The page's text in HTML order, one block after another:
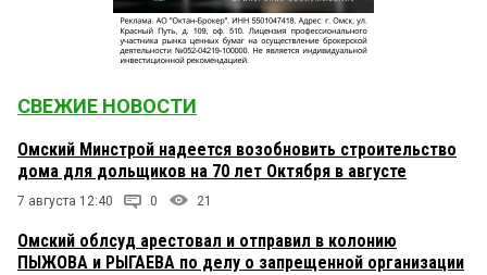
СВЕЖИЕ НОВОСТИ
Омский Минстрой надеется возобновить строительство
дома для дольщиков на 70 лет Октября в августе
7 августа 12:40 0 21
Омский облсуд арестовал и отправил в колонию
ПЫЖОВА и РЫГАЕВА по делу о запрещенной организации